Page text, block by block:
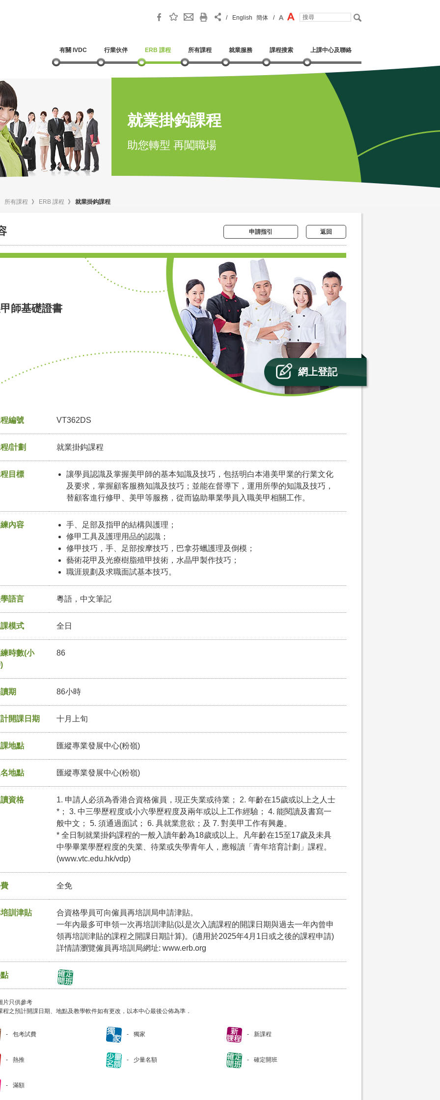
/ English 簡体 /
有關 IVDC 行業伙伴 ERB 課程 所有課程 就業服務 課程搜索 上課中心及聯絡
就業掛鈎課程
助您轉型 再闖職場
所有課程 》 ERB 課程 》 就業掛鈎課程
申請指引 返回
師基礎證書
網上登記
編號 VT362DS
/計劃 就業掛鈎課程
目標
讓學員認識及掌握美甲師的基本知識及技巧，包括明白本港美甲業的行業文化
及要求，掌握顧客服務知識及技巧；並能在督導下，運用所學的知識及技巧，
替顧客進行修甲、美甲等服務，從而協助畢業學員入職美甲相關工作。
內容
手、足部及指甲的結構與護理；
修甲工具及護理用品的認識；
修甲技巧，手、足部按摩技巧，巴拿芬蠟護理及倒模；
藝術花甲及光療樹脂殖甲技術，水晶甲製作技巧；
職涯規劃及求職面試基本技巧。
語言 粵語，中文筆記
模式 全日
時數(小
86
期 86小時
開課日期 十月上旬
地點 匯縱專業發展中心(粉嶺)
地點 匯縱專業發展中心(粉嶺)
資格
1. 申請人必須為香港合資格僱員，現正失業或待業； 2. 年齡在15歲或以上之人士
*； 3. 中三學歷程度或小六學歷程度及兩年或以上工作經驗； 4. 能閱讀及書寫一
般中文； 5. 須通過面試； 6. 具就業意欲；及 7. 對美甲工作有興趣。
* 全日制就業掛鈎課程的一般入讀年齡為18歲或以上。凡年齡在15至17歲及未具
中學畢業學歷程度的失業、待業或失學青年人，應報讀「青年培育計劃」課程。
(www.vtc.edu.hk/vdp)
全免
訓津貼
合資格學員可向僱員再培訓局申請津貼。
一年內最多可申領一次再培訓津貼(以是次入讀課程的開課日期與過去一年內曾申
領再培訓津貼的課程之開課日期計算)。(適用於2025年4月1日或之後的課程申請)
詳情請瀏覽僱員再培訓局網址: www.erb.org
片只供參考
程之預計開課日期、地點及教學軟件如有更改，以本中心最後公佈為準．
包考試費 獨家 新課程
熱推 少量名額 確定開班
滿額